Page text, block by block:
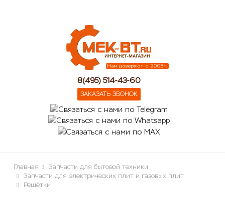
Нам доверяют с 2008г.
8(495) 514-43-60
ЗАКАЗАТЬ ЗВОНОК
Главная
Запчасти для бытовой техники
Запчасти для электрических плит и газовых плит
Решётки